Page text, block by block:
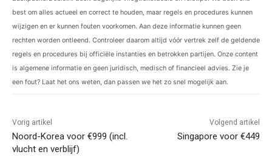
best om alles actueel en correct te houden, maar regels en procedures kunnen
wijzigen en er kunnen fouten voorkomen. Aan deze informatie kunnen geen
rechten worden ontleend. Controleer daarom altijd vóór vertrek zelf de geldende
regels en procedures bij officiële instanties en betrokken partijen. Onze content
is algemene informatie en geen juridisch, medisch of financieel advies. Zie je
een fout? Laat het ons weten, dan passen we het zo snel mogelijk aan.
Vorig artikel
Noord-Korea voor €999 (incl.
vlucht en verblijf)
Volgend artikel
Singapore voor €449